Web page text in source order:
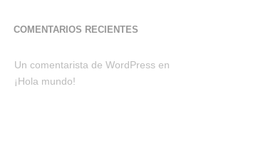
COMENTARIOS RECIENTES
Un comentarista de WordPress en
¡Hola mundo!